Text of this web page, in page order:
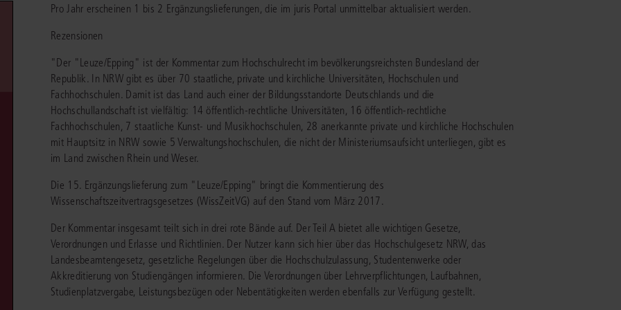
Außenwirtschaftsrecht
Bankrecht
Compliance
Datenschutzrecht
Erbrecht
Handels- und Gesellschaftsrecht
Insolvenzrecht
Öffentliches Dienstrecht
Öffentliches Recht
Sozialrecht
Strafrecht
Unternehmensjuristen
Verkehrsrecht
Versicherungsrecht
JURIS BUSINESS
Praxisnah und intuitiv: Schutz vor rechtlichen
Risikenfür Unternehmen, Institutionen
und Steuerberater.
mehr erfahren
Qualifiziert und zertifiziert: Online-
Fortbildungenfür Fachanwältein allen
wichtigen Fachgebieten.
(Mo-Do 9-18 Uhr, Fr 9-17 Uhr).
für eine erste Produktempfehlung.
Online-Produktberater starten
Referendariat
Studium und Hochschule
FAQ
Downloads
Veranstaltungen
juris PraxisReporte
(Mo-Fr 8-18 Uhr).
Alle Kontaktmöglichkeiten
Pro Jahr erscheinen 1 bis 2 Ergänzungslieferungen, die im juris Portal unmittelbar aktualisiert werden.
Rezensionen
"Der "Leuze/Epping" ist der Kommentar zum Hochschulrecht im bevölkerungsreichsten Bundesland der
Republik. In NRW gibt es über 70 staatliche, private und kirchliche Universitäten, Hochschulen und
Fachhochschulen. Damit ist das Land auch einer der Bildungsstandorte Deutschlands und die
Hochschullandschaft ist vielfältig: 14 öffentlich-rechtliche Universitäten, 16 öffentlich-rechtliche
Fachhochschulen, 7 staatliche Kunst- und Musikhochschulen, 28 anerkannte private und kirchliche Hochschulen
mit Hauptsitz in NRW sowie 5 Verwaltungshochschulen, die nicht der Ministeriumsaufsicht unterliegen, gibt es
im Land zwischen Rhein und Weser.
Die 15. Ergänzungslieferung zum "Leuze/Epping" bringt die Kommentierung des
Wissenschaftszeitvertragsgesetzes (WissZeitVG) auf den Stand vom März 2017.
Der Kommentar insgesamt teilt sich in drei rote Bände auf. Der Teil A bietet alle wichtigen Gesetze,
Verordnungen und Erlasse und Richtlinien. Der Nutzer kann sich hier über das Hochschulgesetz NRW, das
Landesbeamtengesetz, gesetzliche Regelungen über die Hochschulzulassung, Studentenwerke oder
Akkreditierung von Studiengängen informieren. Die Verordnungen über Lehrverpflichtungen, Laufbahnen,
Studienplatzvergabe, Leistungsbezügen oder Nebentätigkeiten werden ebenfalls zur Verfügung gestellt.